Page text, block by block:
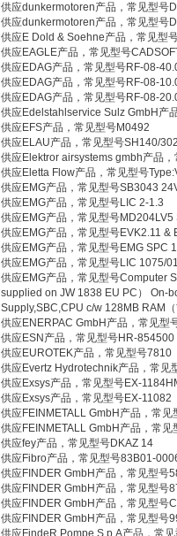
供应dunkermotoren产品，常见型号
供应dunkermotoren产品，常见型号
供应E Dold & Soehne产品，常见型
供应EAGLE产品，常见型号
供应EDAG产品，常见型号RF-08-
供应EDAG产品，常见型号RF-08-
供应EDAG产品，常见型号RF-08-
供应Edelstahlservice Sulz GmbH产
供应EFS产品，常见型号M0492
供应ELAU产品，常见型号SH140/
供应Elektror airsystems gmbh产品
供应Eletta Flow产品，常见型号
供应EMG产品，常见型号SB3043
供应EMG产品，常见型号LIC 2-1.3
供应EMG产品，常见型号
供应EMG产品，常见型号EVK2.11 &
供应EMG产品，常见型号EMG SPC
供应EMG产品，常见型号LIC 1075/
供应EMG产品，常见型号Computer
supplied on JW 1838 EU PC） On-
Supply,SBC,CPU c/w 128MB RAM
供应ENERPAC GmbH产品，常见型
供应ESN产品，常见型号HR-
供应EUROTEK产品，常见型号7810
供应Evertz Hydrotechnik产品，常见
供应Exsys产品，常见型号EX-
供应Exsys产品，常见型号EX-11082
供应FEINMETALL GmbH产品，常
供应FEINMETALL GmbH产品，常
供应fey产品，常见型号DKAZ 14
供应Fibro产品，常见型号83B01-
供应FINDER GmbH产品，常见型号
供应FINDER GmbH产品，常见型
供应FINDER GmbH产品，常见型号
供应FINDER GmbH产品，常见型号
供应FindeR Pompe S.p.A产品，常